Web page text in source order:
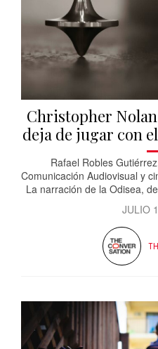
Christopher
deja de jugar con
Rafael Robles
Comunicación Audiovisual y
La narración de la Odisea,
JULIO